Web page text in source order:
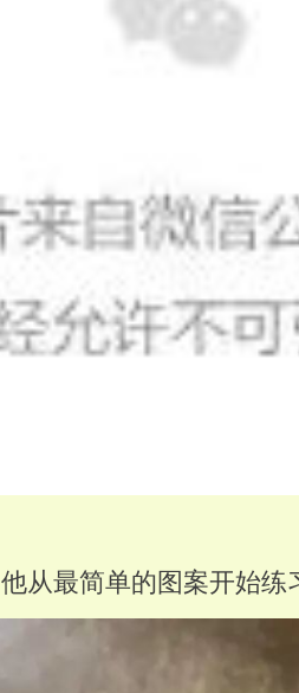
他从最简单的图案开始练